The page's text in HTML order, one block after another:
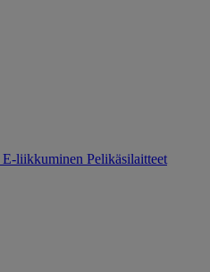
E-liikkuminen Pelikäsilaitteet